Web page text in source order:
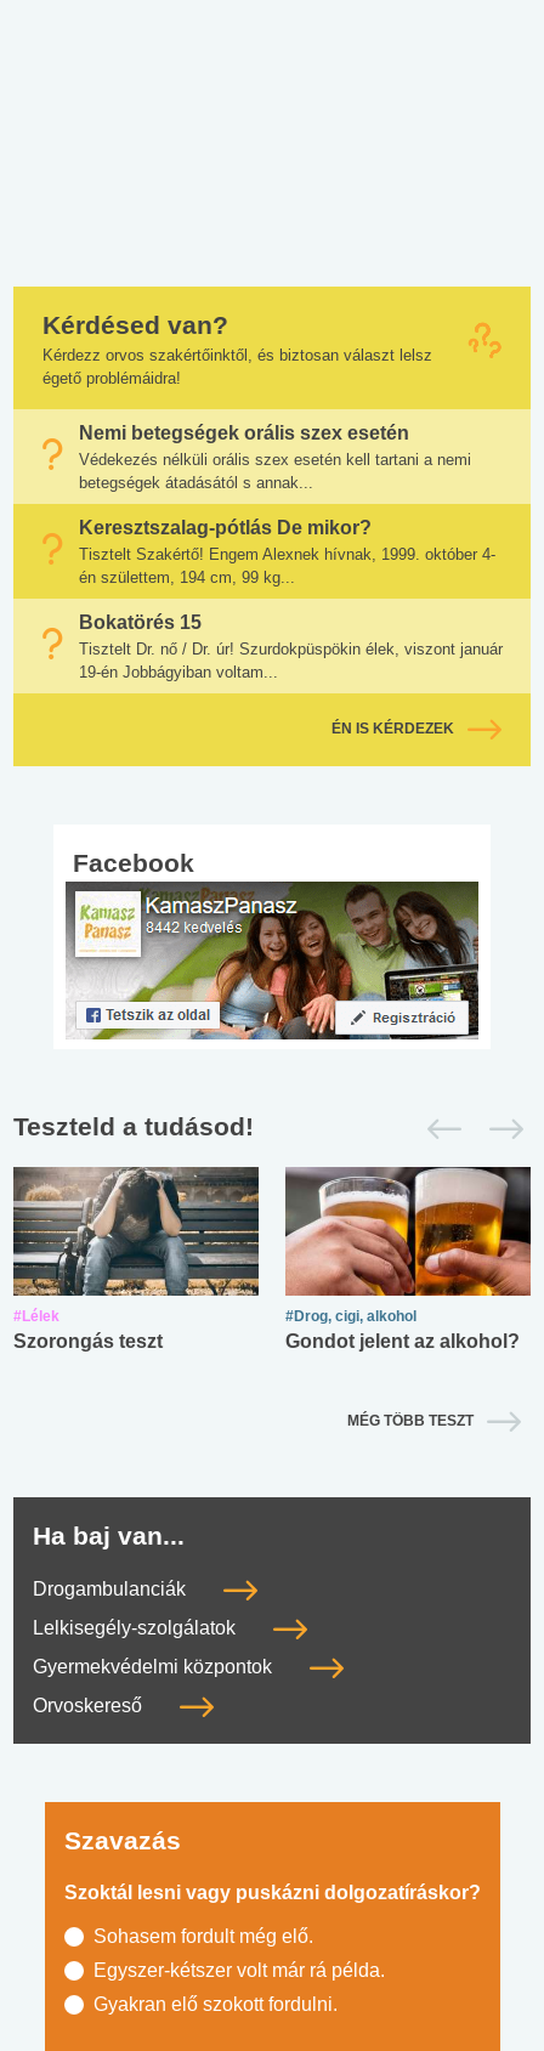
Kérdésed van?
Kérdezz orvos szakértőinktől, és biztosan választ lelsz
égető problémáidra!
Nemi betegségek orális szex esetén
Védekezés nélküli orális szex esetén kell tartani a nemi
betegségek átadásától s annak...
Keresztszalag-pótlás De mikor?
Tisztelt Szakértő! Engem Alexnek hívnak, 1999. október 4-
én születtem, 194 cm, 99 kg...
Bokatörés 15
Tisztelt Dr. nő / Dr. úr! Szurdokpüspökin élek, viszont január
19-én Jobbágyiban voltam...
ÉN IS KÉRDEZEK
Facebook
Teszteld a tudásod!
#Lélek
Szorongás teszt
#Drog, cigi, alkohol
Gondot jelent az alkohol?
MÉG TÖBB TESZT
Ha baj van...
Drogambulanciák
Lelkisegély-szolgálatok
Gyermekvédelmi központok
Orvoskereső
Szavazás
Szoktál lesni vagy puskázni dolgozatíráskor?
Sohasem fordult még elő.
Egyszer-kétszer volt már rá példa.
Gyakran elő szokott fordulni.